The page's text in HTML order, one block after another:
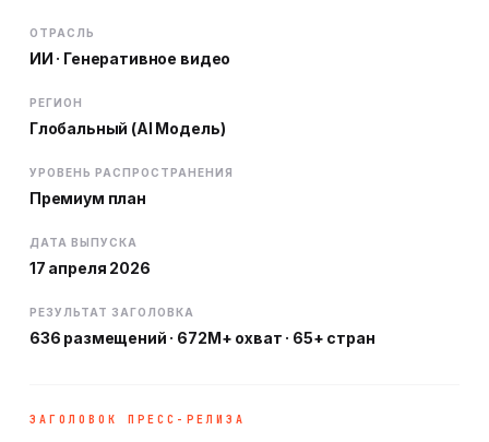
ОТРАСЛЬ
ИИ · Генеративное видео
РЕГИОН
Глобальный (AI Модель)
УРОВЕНЬ РАСПРОСТРАНЕНИЯ
Премиум план
ДАТА ВЫПУСКА
17 апреля 2026
РЕЗУЛЬТАТ ЗАГОЛОВКА
636 размещений · 672M+ охват · 65+ стран
ЗАГОЛОВОК ПРЕСС-РЕЛИЗА